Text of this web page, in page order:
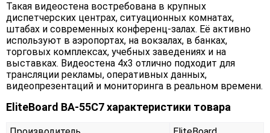
Такая видеостена востребована в крупных
диспетчерских центрах, ситуационных комнатах,
штабах и современных конференц-залах. Её активно
используют в аэропортах, на вокзалах, в банках,
торговых комплексах, учебных заведениях и на
выставках. Видеостена 4х3 отлично подходит для
трансляции рекламы, оперативных данных,
видеопрезентаций и мониторинга в реальном времени.
EliteBoard BA-55C7 характеристики товара